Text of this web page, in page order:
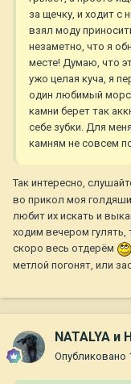
за щечку, и ходит
взял моду
незаметно, что я
месте! Думаю, что
ужо целая куча, я
один любимый
камни берет так
себе зубки. Для
камням не совсем
Так интересно,
во прикол моя
любит их искать и
ходим вечером гулять,
скоро весь отдерём
метлой погонят, или
NATALYA и
Опубликовано